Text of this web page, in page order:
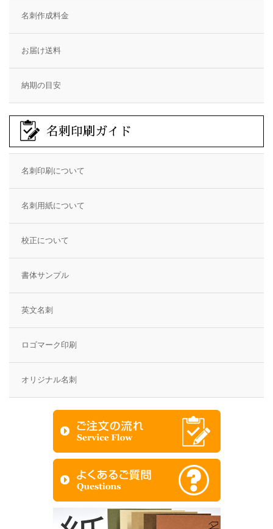
名刺作成料金
お届け送料
納期の目安
名刺印刷ガイド
名刺印刷について
名刺用紙について
校正について
書体サンプル
英文名刺
ロゴマーク印刷
オリジナル名刺